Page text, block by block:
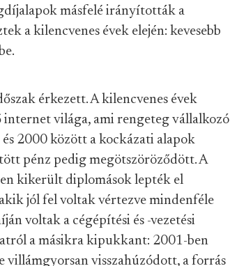
másfelé irányították a
a kilencvenes évek elején: kevesebb
érkezett. A kilencvenes évek
világa, ami rengeteg vállalkozó
2000 között a kockázati alapok
pénz pedig megötszöröződött. A
kikerült diplomások lepték el
jól fel voltak vértezve mindenféle
voltak a cégépítési és -vezetési
a másikra kipukkant: 2001-ben
villámgyorsan visszahúzódott, a forrás